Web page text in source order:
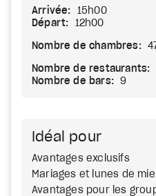
Arrivée:
15h00
Départ:
12h00
Nombre de chambres:
Nombre de restaurants:
Nombre de bars:
9
Idéal pour
Avantages exclusifs
Mariages et lunes de miel
Avantages pour les